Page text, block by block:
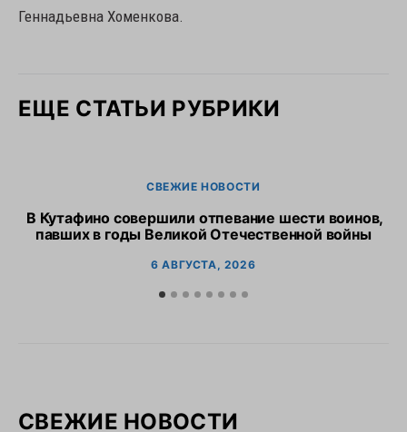
Геннадьевна Хоменкова.
ЕЩЕ СТАТЬИ РУБРИКИ
СВЕЖИЕ НОВОСТИ
В Кутафино совершили отпевание шести воинов,
павших в годы Великой Отечественной войны
6 АВГУСТА, 2026
СВЕЖИЕ НОВОСТИ